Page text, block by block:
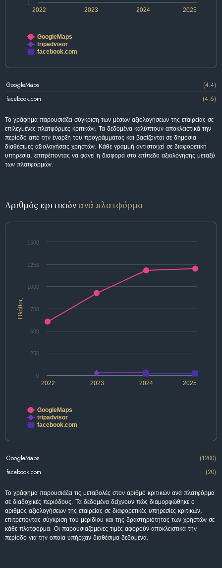
2022 2024
2023 2025
1
GoogleMaps
tripadvisor
facebook.com
GoogleMaps
(4.4)
facebook.com
(4.6)
Το γράφημα παρουσιάζει σύγκριση των μέσων αξιολογήσεων της εταιρείας σε
επιλεγμένες πλατφόρμες κριτικών. Τα δεδομένα καλύπτουν αποκλειστικά την
περίοδο από την έναρξη του προγράμματος και βασίζονται σε δημόσια
διαθέσιμες αξιολογήσεις χρηστών. Κάθε γραμμή αντιστοιχεί σε διαφορετική
υπηρεσία, επιτρέποντας να φανεί η διαφορά στο επίπεδο αξιολόγησης μεταξύ
των πλατφορμών.
Αριθμός κριτικών ανά πλατφόρμα
Πλήθος
2022 2024
2023 2025
0
250
500
750
1000
1250
1500
GoogleMaps
tripadvisor
facebook.com
GoogleMaps
(1200)
facebook.com
(20)
Το γράφημα παρουσιάζει τις μεταβολές στον αριθμό κριτικών ανά πλατφόρμα
σε διαδοχικές περιόδους. Τα δεδομένα δείχνουν πώς διαμορφώθηκε ο
αριθμός αξιολογήσεων της εταιρείας σε διαφορετικές υπηρεσίες κριτικών,
επιτρέποντας σύγκριση του μεριδίου και της δραστηριότητας των χρηστών σε
κάθε πλατφόρμα. Οι παρουσιαζόμενες τιμές αφορούν αποκλειστικά την
περίοδο για την οποία υπήρχαν διαθέσιμα δεδομένα.